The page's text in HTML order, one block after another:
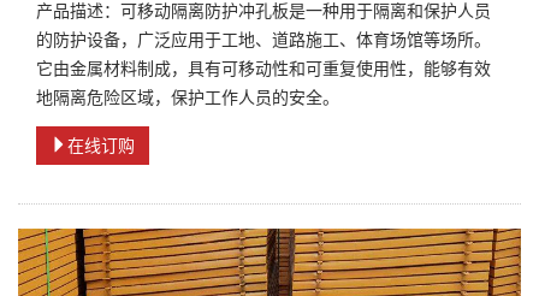
产品描述：可移动隔离防护冲孔板是一种用于隔离和保护人员
的防护设备，广泛应用于工地、道路施工、体育场馆等场所。
它由金属材料制成，具有可移动性和可重复使用性，能够有效
地隔离危险区域，保护工作人员的安全。
在线订购